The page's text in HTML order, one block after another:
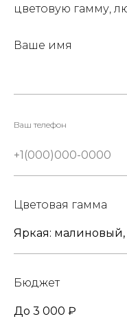
цветовую гамму,
Ваше имя
Ваш телефон
Цветовая гамма
Бюджет